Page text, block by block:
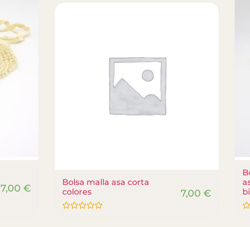
7,00€
Bolsa malla asa corta
colores
7,00 €